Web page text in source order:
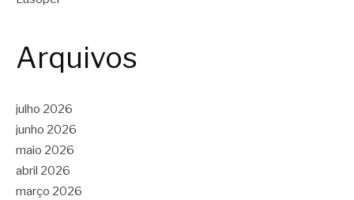
Arquivos
julho 2026
junho 2026
maio 2026
abril 2026
março 2026